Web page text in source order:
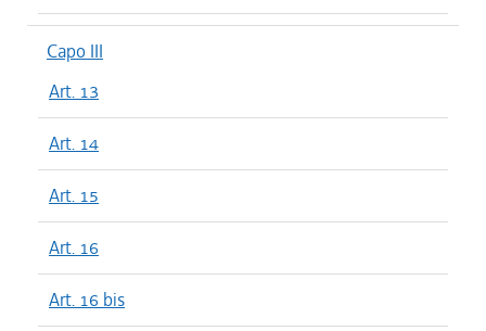
Capo III
Art. 13
Art. 14
Art. 15
Art. 16
Art. 16 bis